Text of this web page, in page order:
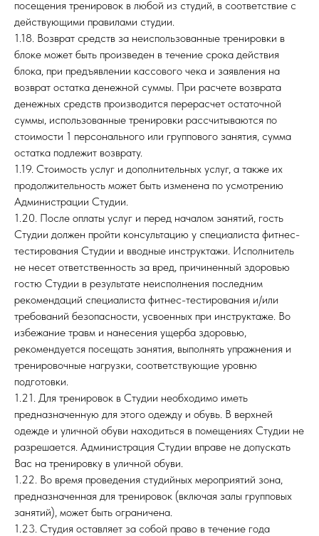
посещения тренировок в любой из студий, в соответствие с
действующими правилами студии.
1.18. Возврат средств за неиспользованные тренировки в
блоке может быть произведен в течение срока действия
блока, при предъявлении кассового чека и заявления на
возврат остатка денежной суммы. При расчете возврата
денежных средств производится перерасчет остаточной
суммы, использованные тренировки рассчитываются по
стоимости 1 персонального или группового занятия, сумма
остатка подлежит возврату.
1.19. Стоимость услуг и дополнительных услуг, а также их
продолжительность может быть изменена по усмотрению
Администрации Студии.
1.20. После оплаты услуг и перед началом занятий, гость
Студии должен пройти консультацию у специалиста фитнес-
тестирования Студии и вводные инструктажи. Исполнитель
не несет ответственность за вред, причиненный здоровью
гостю Студии в результате неисполнения последним
рекомендаций специалиста фитнес-тестирования и/или
требований безопасности, усвоенных при инструктаже. Во
избежание травм и нанесения ущерба здоровью,
рекомендуется посещать занятия, выполнять упражнения и
тренировочные нагрузки, соответствующие уровню
подготовки.
1.21. Для тренировок в Студии необходимо иметь
предназначенную для этого одежду и обувь. В верхней
одежде и уличной обуви находиться в помещениях Студии не
разрешается. Администрация Студии вправе не допускать
Вас на тренировку в уличной обуви.
1.22. Во время проведения студийных мероприятий зона,
предназначенная для тренировок (включая залы групповых
занятий), может быть ограничена.
1.23. Студия оставляет за собой право в течение года